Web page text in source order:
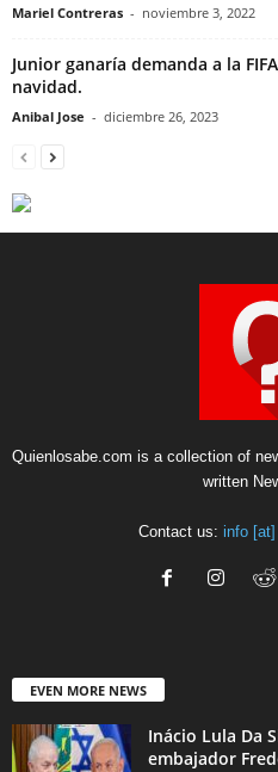
Mariel Contreras - noviembre 3, 2022
Junior ganaría demanda a la
navidad.
Anibal Jose - diciembre 26, 2023
Quienlosabe.com is a collection of
written
Contact us: info [at]
EVEN MORE NEWS
Inácio Lula Da
embajador